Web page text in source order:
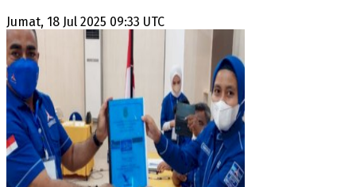
Jumat, 18 Jul 2025 09:33 UTC